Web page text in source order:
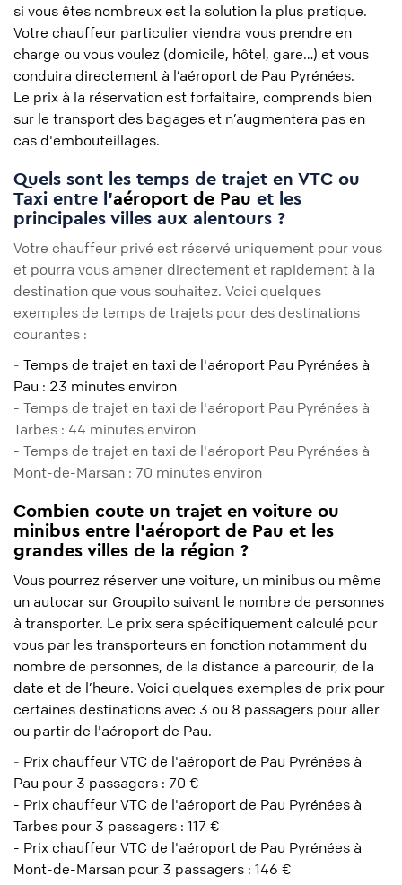
si vous êtes nombreux est la solution la plus pratique.
Votre chauffeur particulier viendra vous prendre en
charge ou vous voulez (domicile, hôtel, gare…) et vous
conduira directement à l’aéroport de Pau Pyrénées.
Le prix à la réservation est forfaitaire, comprends bien
sur le transport des bagages et n’augmentera pas en
cas d'embouteillages.
Quels sont les temps de trajet en VTC ou
Taxi entre l'aéroport de Pau et les
principales villes aux alentours ?
Votre chauffeur privé est réservé uniquement pour vous
et pourra vous amener directement et rapidement à la
destination que vous souhaitez. Voici quelques
exemples de temps de trajets pour des destinations
courantes :
- Temps de trajet en taxi de l'aéroport Pau Pyrénées à
Pau : 23 minutes environ
- Temps de trajet en taxi de l'aéroport Pau Pyrénées à
Tarbes : 44 minutes environ
- Temps de trajet en taxi de l'aéroport Pau Pyrénées à
Mont-de-Marsan : 70 minutes environ
Combien coute un trajet en voiture ou
minibus entre l'aéroport de Pau et les
grandes villes de la région ?
Vous pourrez réserver une voiture, un minibus ou même
un autocar sur Groupito suivant le nombre de personnes
à transporter. Le prix sera spécifiquement calculé pour
vous par les transporteurs en fonction notamment du
nombre de personnes, de la distance à parcourir, de la
date et de l’heure. Voici quelques exemples de prix pour
certaines destinations avec 3 ou 8 passagers pour aller
ou partir de l'aéroport de Pau.
- Prix chauffeur VTC de l'aéroport de Pau Pyrénées à
Pau pour 3 passagers : 70 €
- Prix chauffeur VTC de l'aéroport de Pau Pyrénées à
Tarbes pour 3 passagers : 117 €
- Prix chauffeur VTC de l'aéroport de Pau Pyrénées à
Mont-de-Marsan pour 3 passagers : 146 €